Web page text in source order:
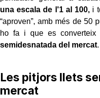
una escala de l'1 al 100, i
“aproven”, amb més de 50
ho fa i que es converteix
semidesnatada del mercat.
Les pitjors llets
mercat